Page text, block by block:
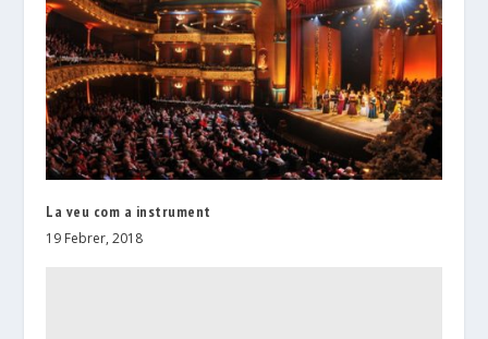
La veu com a instrument
19 Febrer, 2018